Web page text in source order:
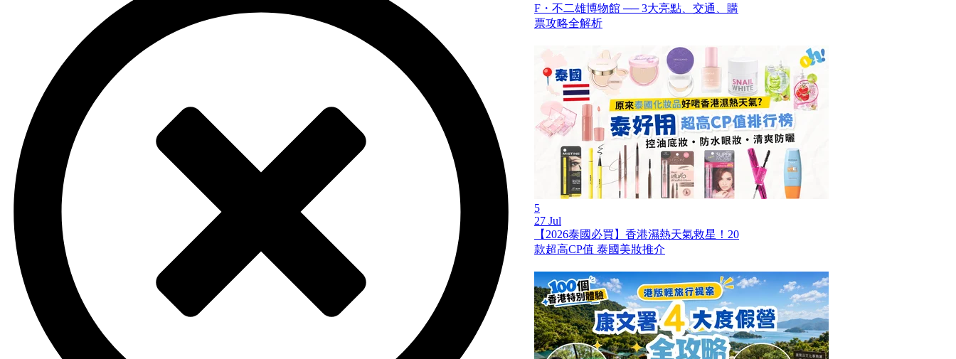
F・不二雄博物館 ── 3大亮點、交通、購
票攻略全解析
5
27 Jul
【2026泰國必買】香港濕熱天氣救星！20
款超高CP值 泰國美妝推介